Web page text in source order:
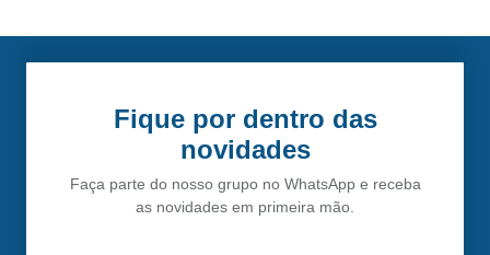
Fique por dentro das
novidades
Faça parte do nosso grupo no WhatsApp e receba
as novidades em primeira mão.